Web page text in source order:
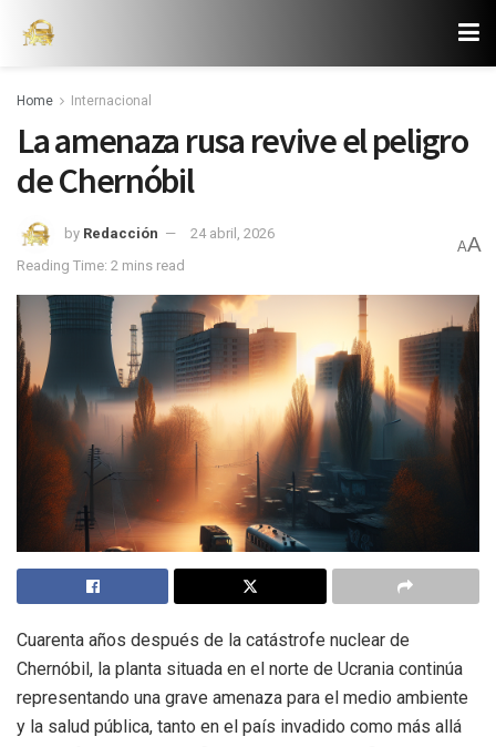
Home Internacional
La amenaza rusa revive el peligro
de Chernóbil
by Redacción
24 abril, 2026
Reading Time: 2 mins read
AA
Cuarenta años después de la catástrofe nuclear de
Chernóbil, la planta situada en el norte de Ucrania continúa
representando una grave amenaza para el medio ambiente
y la salud pública, tanto en el país invadido como más allá